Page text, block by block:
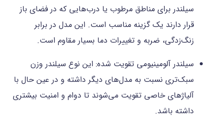
سیلندر برای مناطق مرطوب یا درب‌هایی که در فضای باز
قرار دارند یک گزینه مناسب است. این مدل در برابر
زنگ‌زدگی، ضربه و تغییرات دما بسیار مقاوم است.
سیلندر آلومینیومی تقویت شده: این نوع سیلندر وزن
سبک‌تری نسبت به مدل‌های دیگر داشته و در عین حال با
آلیاژهای خاصی تقویت می‌شوند تا دوام و امنیت بیشتری
داشته باشد.